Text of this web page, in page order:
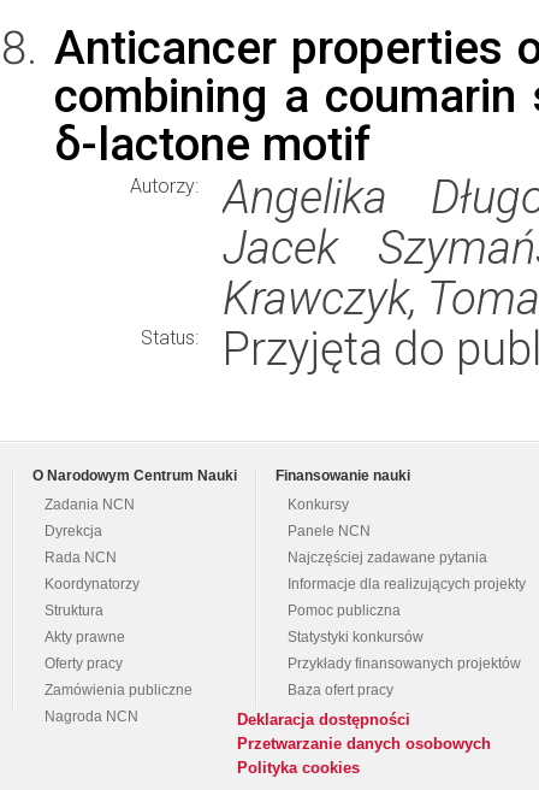
Anticancer properties
combining a
δ-lactone motif
Autorzy:
Angelika
Jacek
Krawczyk,
Status: Przyjęta do
O Narodowym Centrum Nauki
Zadania NCN
Dyrekcja
Rada NCN
Koordynatorzy
Struktura
Akty prawne
Oferty pracy
Zamówienia publiczne
Nagroda NCN
Finansowanie nauki
Konkursy
Panele NCN
Najczęściej zadawane pytania
Informacje dla realizujących projekty
Pomoc publiczna
Statystyki konkursów
Przykłady finansowanych projektów
Baza ofert pracy
Deklaracja dostępności
Przetwarzanie danych osobowych
Polityka cookies